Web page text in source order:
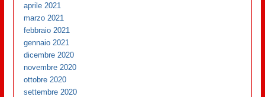
aprile 2021
marzo 2021
febbraio 2021
gennaio 2021
dicembre 2020
novembre 2020
ottobre 2020
settembre 2020